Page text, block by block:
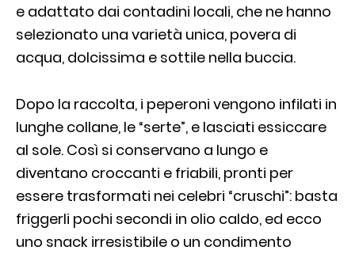
e adattato dai contadini locali, che ne hanno
selezionato una varietà unica, povera di
acqua, dolcissima e sottile nella buccia.
Dopo la raccolta, i peperoni vengono infilati in
lunghe collane, le “serte”, e lasciati essiccare
al sole. Così si conservano a lungo e
diventano croccanti e friabili, pronti per
essere trasformati nei celebri “cruschi”: basta
friggerli pochi secondi in olio caldo, ed ecco
uno snack irresistibile o un condimento